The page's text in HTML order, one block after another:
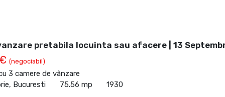
pretabila locuinta sau afacere | 13
(negociabil)
3 camere de vânzare
Bucuresti
75.56 mp 1930